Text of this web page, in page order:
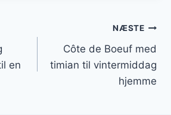
en
NÆSTE
Côte de Boeuf med
timian til vintermiddag
hjemme